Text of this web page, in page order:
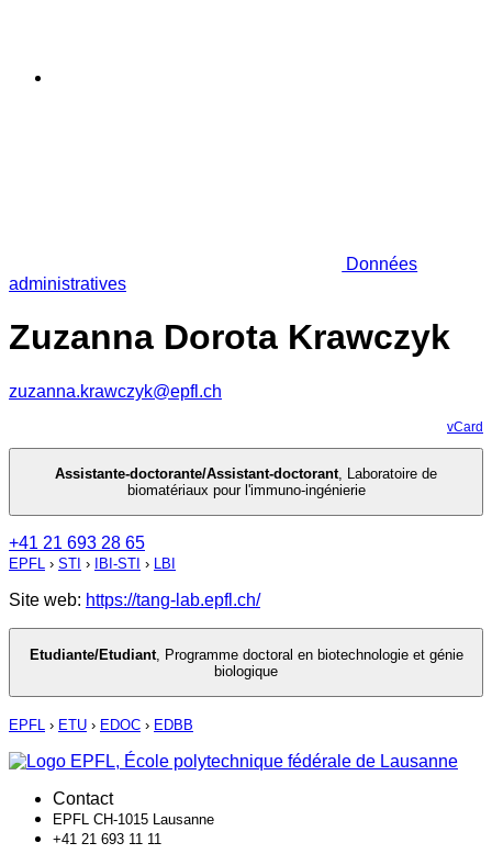
Données
administratives
Zuzanna Dorota Krawczyk
zuzanna.krawczyk@epfl.ch
vCard
Assistante-doctorante/Assistant-doctorant, Laboratoire de
biomatériaux pour l'immuno-ingénierie
+41 21 693 28 65
EPFL › STI › IBI-STI › LBI
Site web: https://tang-lab.epfl.ch/
Etudiante/Etudiant, Programme doctoral en biotechnologie et génie
biologique
EPFL › ETU › EDOC › EDBB
Contact
EPFL CH-1015 Lausanne
+41 21 693 11 11